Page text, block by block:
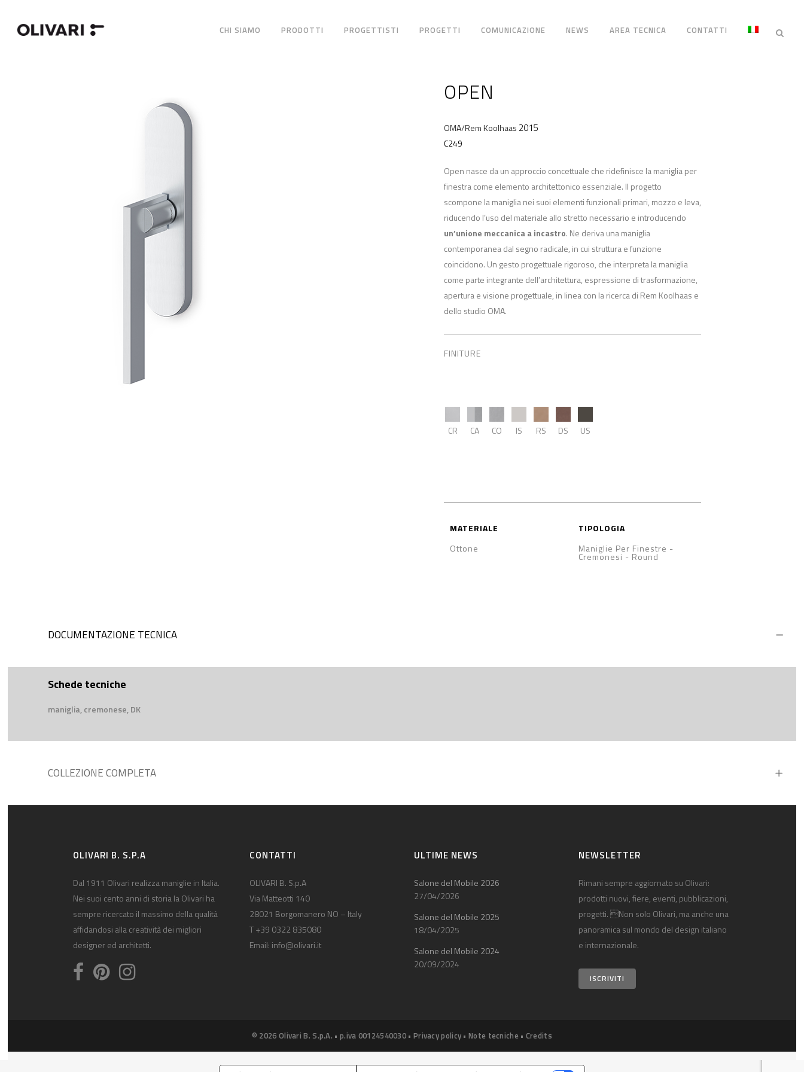
CHI SIAMO PRODOTTI PROGETTISTI PROGETTI COMUNICAZIONE NEWS AREA TECNICA CONTATTI
OPEN
OMA/Rem Koolhaas 2015
C249
Open nasce da un approccio concettuale che ridefinisce la maniglia per
finestra come elemento architettonico essenziale. Il progetto
scompone la maniglia nei suoi elementi funzionali primari, mozzo e leva,
riducendo l’uso del materiale allo stretto necessario e introducendo
un’unione meccanica a incastro. Ne deriva una maniglia
contemporanea dal segno radicale, in cui struttura e funzione
coincidono. Un gesto progettuale rigoroso, che interpreta la maniglia
come parte integrante dell’architettura, espressione di trasformazione,
apertura e visione progettuale, in linea con la ricerca di Rem Koolhaas e
dello studio OMA.
FINITURE
CR CA CO IS RS DS US
MATERIALE
Ottone
TIPOLOGIA
Maniglie Per Finestre -
Cremonesi - Round
DOCUMENTAZIONE TECNICA
Schede tecniche
maniglia, cremonese, DK
COLLEZIONE COMPLETA
OLIVARI B. S.P.A
Dal 1911 Olivari realizza maniglie in Italia.
Nei suoi cento anni di storia la Olivari ha
sempre ricercato il massimo della qualità
affidandosi alla creatività dei migliori
designer ed architetti.
CONTATTI
OLIVARI B. S.p.A
Via Matteotti 140
28021 Borgomanero NO – Italy
T +39 0322 835080
Email: info@olivari.it
ULTIME NEWS
Salone del Mobile 2026
27/04/2026
Salone del Mobile 2025
18/04/2025
Salone del Mobile 2024
20/09/2024
NEWSLETTER
Rimani sempre aggiornato su Olivari:
prodotti nuovi, fiere, eventi, pubblicazioni,
progetti. Non solo Olivari, ma anche una
panoramica sul mondo del design italiano
e internazionale.
ISCRIVITI
© 2026 Olivari B. S.p.A. • p.iva 00124540030 • Privacy policy •Note tecniche • Credits